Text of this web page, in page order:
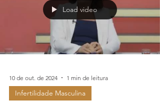
Load video
10 de out. de 2024 1 min de leitura
Infertilidade Masculina